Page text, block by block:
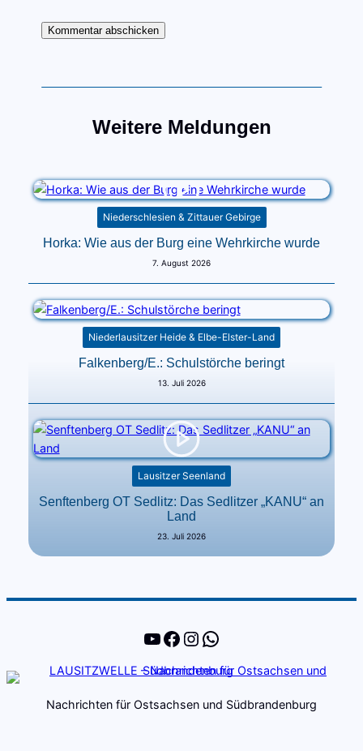
Weitere Meldungen
Niederschlesien & Zittauer Gebirge
Horka: Wie aus der Burg eine Wehrkirche wurde
7. August 2026
Niederlausitzer Heide & Elbe-Elster-Land
Falkenberg/E.: Schulstörche beringt
13. Juli 2026
Lausitzer Seenland
Senftenberg OT Sedlitz: Das Sedlitzer „KANU“ an
Land
23. Juli 2026
YouTube
Facebook
Instagram
WhatsApp
Nachrichten für Ostsachsen und Südbrandenburg